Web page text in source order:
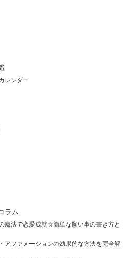
レンダー
ラム
魔法で恋愛成就☆簡単な願い事の書き方と
アファメーションの効果的な方法を完全解